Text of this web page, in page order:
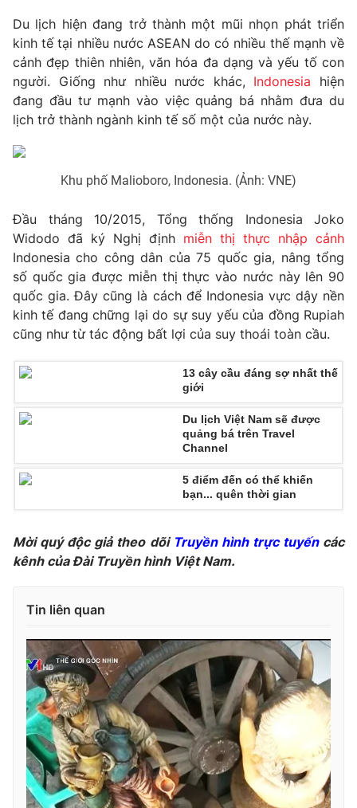
Câu chuyện quốc tế
Thị trường
Góc doanh nghiệp
Dữ liệu và đời sống
Truyền hình
Phim VTV
Hậu trường
Nhân vật
Giải sao mai
Giải trí
Điện ảnh
Âm nhạc
Đời sống
Làm đẹp
Chất lượng cuộc sống
Tuyển sinh
Học trực tuyến
Công nghệ
Hitech Công nghệ tương lai
Sản phẩm
Thị trường
Tư vấn
Giao lưu trực tuyến
Lịch phát sóng
Chuyên mục khác
Podcast
Photo Infographic
VTV Money VTV Thể thao
VTV Sức khoẻ
Thị trường 24h Tấm lòng Việt
VTV4 Vươn mình bằng AI
VTV9 VTV8
Liên hệ tòa soạn English
Du lịch hiện đang trở thành một mũi nhọn phát triển
kinh tế tại nhiều nước ASEAN do có nhiều thế mạnh về
cảnh đẹp thiên nhiên, văn hóa đa dạng và yếu tố con
người. Giống như nhiều nước khác, Indonesia hiện
đang đầu tư mạnh vào việc quảng bá nhằm đưa du
lịch trở thành ngành kinh tế số một của nước này.
Khu phố Malioboro, Indonesia. (Ảnh: VNE)
Đầu tháng 10/2015, Tổng thống Indonesia Joko
Widodo đã ký Nghị định miễn thị thực nhập cảnh
Indonesia cho công dân của 75 quốc gia, nâng tổng
số quốc gia được miễn thị thực vào nước này lên 90
quốc gia. Đây cũng là cách để Indonesia vực dậy nền
kinh tế đang chững lại do sự suy yếu của đồng Rupiah
cũng như từ tác động bất lợi của suy thoái toàn cầu.
13 cây cầu đáng sợ nhất thế
giới
Du lịch Việt Nam sẽ được
quảng bá trên Travel
Channel
5 điểm đến có thể khiến
bạn... quên thời gian
Mời quý độc giả theo dõi Truyền hình trực tuyếncác
kênh của Đài Truyền hình Việt Nam.
Tin liên quan